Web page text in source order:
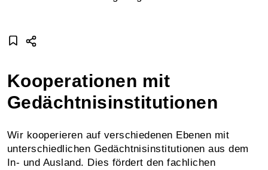
Kooperationen mit
Gedächtnisinstitutionen
Wir kooperieren auf verschiedenen Ebenen mit
unterschiedlichen Gedächtnisinstitutionen aus dem
In- und Ausland. Dies fördert den fachlichen